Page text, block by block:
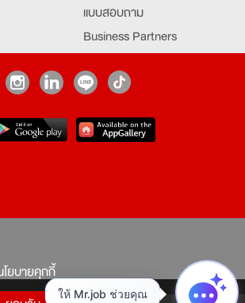
แบบสอบถาม
Business Partners
Partner มหาวิทยาลัย
Job Index
job
โยบายคุกกี้